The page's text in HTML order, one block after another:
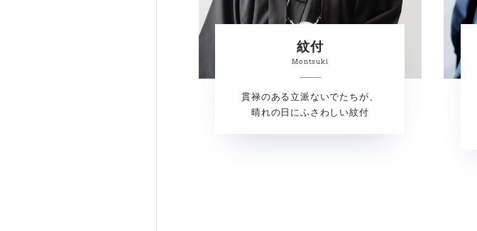
紋付
Montsuki
貫禄のある立派ないでたちが、
晴れの日にふさわしい紋付